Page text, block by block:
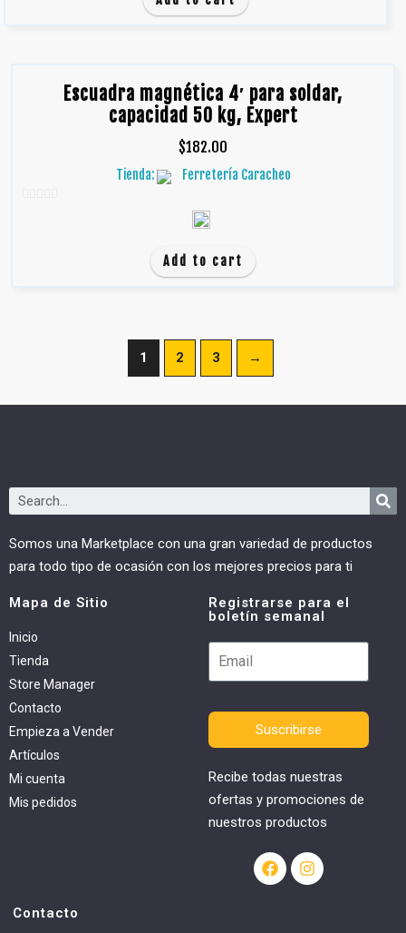
Escuadra magnética 4′ para soldar,
capacidad 50 kg, Expert
$182.00
Tienda: Ferretería Caracheo
Add to cart
1 2 3 →
Somos una Marketplace con una gran variedad de productos
para todo tipo de ocasión con los mejores precios para ti
Mapa de Sitio
Inicio
Tienda
Store Manager
Contacto
Empieza a Vender
Artículos
Mi cuenta
Mis pedidos
Registrarse para el
boletín semanal
Suscribirse
Recibe todas nuestras
ofertas y promociones de
nuestros productos
Contacto